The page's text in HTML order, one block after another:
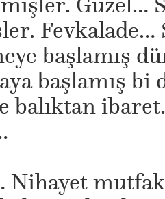
Fevkalade…
başlamış
başlamış
balıktan
Nihayet